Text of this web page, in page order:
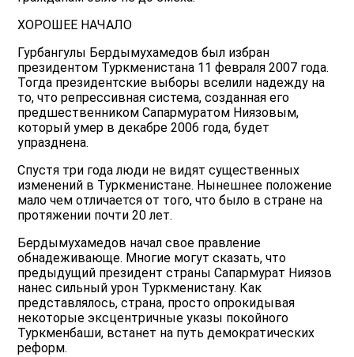
ХОРОШЕЕ НАЧАЛО
Гурбангулы Бердымухамедов был избран
президентом Туркменистана 11 февраля 2007 года.
Тогда президентские выборы вселили надежду на
то, что репрессивная система, созданная его
предшественником Сапармуратом Ниязовым,
который умер в декабре 2006 года, будет
упразднена.
Спустя три года люди не видят существенных
изменений в Туркменистане. Нынешнее положение
мало чем отличается от того, что было в стране на
протяжении почти 20 лет.
Бердымухамедов начал свое правление
обнадеживающе. Многие могут сказать, что
предыдущий президент страны Сапармурат Ниязов
нанес сильный урон Туркменистану. Как
представлялось, страна, просто опрокидывая
некоторые эксцентричные указы покойного
Туркменбаши, встанет на путь демократических
реформ.